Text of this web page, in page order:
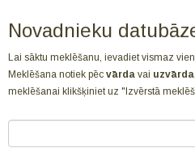
Novadnieku
Lai sāktu meklēšanu, ievadiet vismaz
Meklēšana notiek pēc vārda vai uzvārda
meklēšanai klikšķiniet uz "Izvērstā